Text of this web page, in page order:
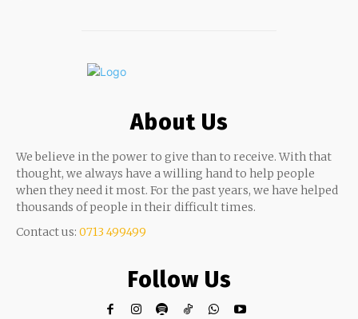
About Us
We believe in the power to give than to receive. With that
thought, we always have a willing hand to help people
when they need it most. For the past years, we have helped
thousands of people in their difficult times.
Contact us: 0713 499499
Follow Us